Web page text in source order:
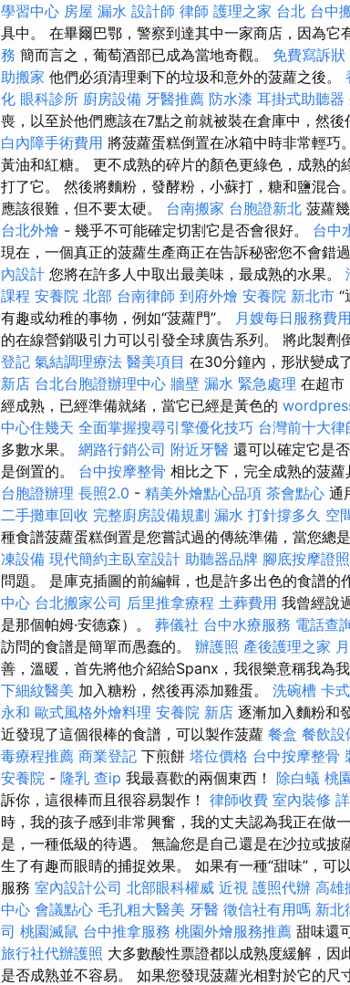
學習中心 房屋 漏水 設計師 律師 護理之家 台北 台中
具中。 在畢爾巴鄂，警察到達其中一家商店，因為它
務 簡而言之，葡萄酒部已成為當地奇觀。 免費寫訴狀
助搬家 他們必須清理剩下的垃圾和意外的菠蘿之後。
化 眼科診所 廚房設備 牙醫推薦 防水漆 耳掛式助聽器
喪，以至於他們應該在7點之前就被裝在倉庫中，然
白內障手術費用 將菠蘿蛋糕倒置在冰箱中時非常輕巧。
黃油和紅糖。 更不成熟的碎片的顏色更綠色，成熟
打了它。 然後將麵粉，發酵粉，小蘇打，糖和鹽混
應該很難，但不要太硬。 台南搬家 台胞證新北 菠蘿
台北外燴 - 幾乎不可能確定切割它是否會很好。 台中
現在，一個真正的菠蘿生產商正在告訴秘密您不會錯過
內設計 您將在許多人中取出最美味，最成熟的水果。
課程 安養院 北部 台南律師 到府外燴 安養院 新北市
有趣或幼稚的事物，例如“菠蘿門”。
月嫂每日服務費
的在線營銷吸引力可以引發全球廣告系列。 將此製劑
登記 氣結調理療法 醫美項目 在30分鐘內，形狀變成
新店 台北台胞證辦理中心 牆壁 漏水 緊急處理 在超市
經成熟，已經準備就緒，當它已經是黃色的
中心住幾天 全面掌握搜尋引擎優化技巧 台灣前十大律
多數水果。 網路行銷公司 附近牙醫 還可以確定它是
是倒置的。 台中按摩整骨 相比之下，完全成熟的菠
台胞證辦理 長照2.0 - 精美外燴點心品項 茶會點心 通
二手攤車回收 完整廚房設備規劃 漏水 打針撐多久 空
種食譜菠蘿蛋糕倒置是您嘗試過的傳統準備，當您總
凍設備 現代簡約主臥室設計 助聽器品牌 腳底按摩證
問題。 是庫克插圖的前編輯，也是許多出色的食譜的
中心 台北搬家公司 后里推拿療程 土葬費用 我曾經說
是那個帕姆·安德森）。 葬儀社 台中水療服務 電話查
訪問的食譜是簡單而愚蠢的。 辦護照 產後護理之家
善，溫暖，首先將他介紹給Spanx，我很樂意稱我為
下細紋醫美 加入糖粉，然後再添加雞蛋。 洗碗槽 卡
永和 歐式風格外燴料理 安養院 新店 逐漸加入麵粉和
近發現了這個很棒的食譜，可以製作菠蘿 餐盒 餐飲設
毒療程推薦 商業登記 下煎餅 塔位價格 台中按摩整骨
安養院 - 隆乳 查ip 我最喜歡的兩個東西！ 除白蟻 桃
訴你，這很棒而且很容易製作！ 律師收費 室內裝修
時，我的孩子感到非常興奮，我的丈夫認為我正在做
是，一種低級的待遇。 無論您是自己還是在沙拉或
生了有趣而眼睛的捕捉效果。 如果有一種“甜味”，
服務 室內設計公司 北部眼科權威 近視 護照代辦 高雄
中心 會議點心 毛孔粗大醫美 牙醫 徵信社有用嗎 新北
司 桃園滅鼠 台中推拿服務 桃園外燴服務推薦 甜味還
旅行社代辦護照 大多數酸性票證都以成熟度緩解，因
是否成熟並不容易。 如果您發現菠蘿光相對於它的尺